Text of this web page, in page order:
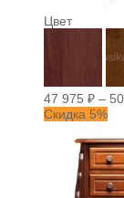
Цвет
47 975 ₽ –
Скидка 5%